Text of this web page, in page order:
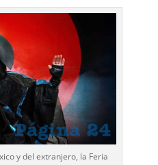
y del extranjero, la Feria